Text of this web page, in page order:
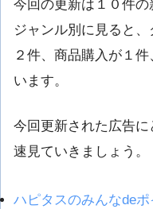
今回の更新は１０件の
ジャンル別に見ると
２件、商品購入が１
います。
今回更新された広告
速見ていきましょう。
ハピタスのみんなde